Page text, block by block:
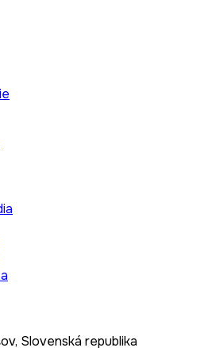
Slovenská republika